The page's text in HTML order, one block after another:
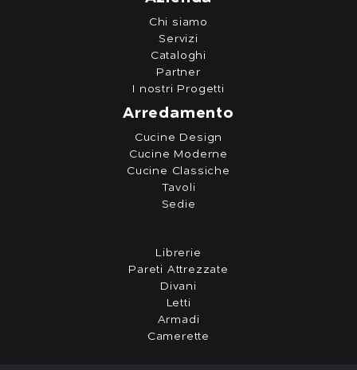
Chi siamo
Servizi
Cataloghi
Partner
I nostri Progetti
Arredamento
Cucine Design
Cucine Moderne
Cucine Classiche
Tavoli
Sedie
Librerie
Pareti Attrezzate
Divani
Letti
Armadi
Camerette